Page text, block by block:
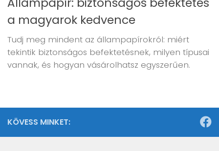
a magyarok kedvence
Tudj meg mindent az állampapírokról: miért
tekintik biztonságos befektetésnek, milyen típusai
vannak, és hogyan vásárolhatsz egyszerűen.
KÖVESS MINKET: